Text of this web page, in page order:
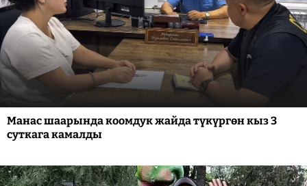
Манас шаарында коомдук жайда түкүргөн кыз 3
суткага камалды